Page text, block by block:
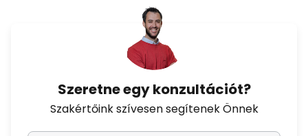
Szeretne egy konzultációt?
Szakértőink szívesen segítenek Önnek